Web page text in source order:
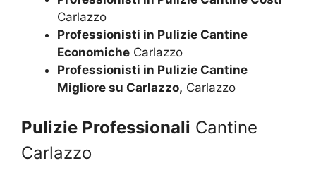
Carlazzo
Professionisti in Pulizie Cantine
Economiche Carlazzo
Professionisti in Pulizie Cantine
Migliore su Carlazzo, Carlazzo
Pulizie Professionali Cantine
Carlazzo